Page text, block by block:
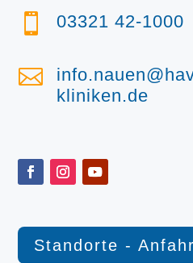
 03321 42-1000

kliniken.de
Standorte -